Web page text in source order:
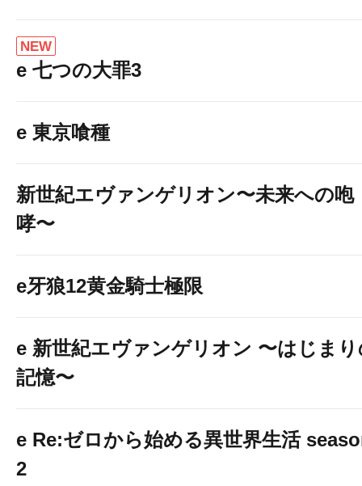
NEW
e 七つの大罪3
e 東京喰種
新世紀エヴァンゲリオン〜未来への咆
哮〜
e牙狼12黄金騎士極限
e 新世紀エヴァンゲリオン 〜はじま
記憶〜
e Re:ゼロから始める異世界生活
2